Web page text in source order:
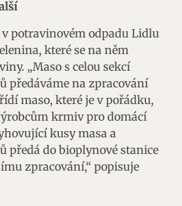
potravinovém odpadu Lidlu
které se na něm
„Maso s celou sekcí
předáváme na zpracování
maso, které je v pořádku,
krmiv pro domácí
kusy masa a
předá do bioplynové stanice
zpracování,“ popisuje